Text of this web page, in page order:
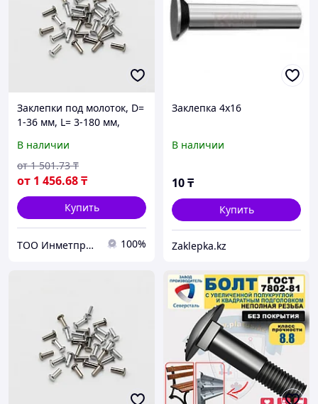
Заклепки под молоток, D=
1-36 мм, L= 3-180 мм,
Форма: заклепка-гайка...
В наличии
от 1 456.68₸
от 1 501.73 ₸
Купить
ТОО Инметпром 100%
Заклепка 4х16
В наличии
10₸
Купить
Zaklepka.kz